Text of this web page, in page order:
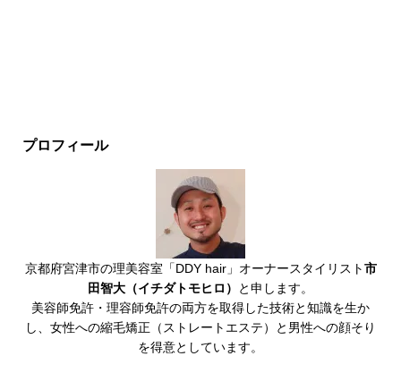
プロフィール
京都府宮津市の理美容室「DDY hair」オーナースタイリスト市
田智大（イチダトモヒロ）
と申します。
美容師免許・理容師免許の両方を取得した技術と知識を生か
し、女性への縮毛矯正（ストレートエステ）と男性への顔そり
を得意としています。